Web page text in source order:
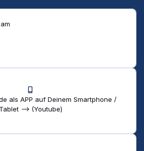
als APP auf Deinem Smartphone /
Tablet --> (Youtube)